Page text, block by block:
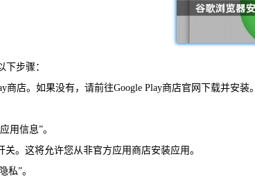
步骤：
店。如果没有，请前往Google Play商店官网下载并安装。
用信息”。
。这将允许您从非官方应用商店安装应用。
私”。